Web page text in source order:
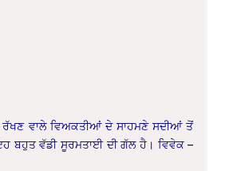
ਰੱਖਣ ਵਾਲੇ ਵਿਅਕਤੀਆਂ ਦੇ ਸਾਹਮਣੇ ਸਦੀਆਂ ਤੋਂ
ਬਹੁਤ ਵੱਡੀ ਸੂਰਮਤਾਈ ਦੀ ਗੱਲ ਹੈ। ਵਿਵੇਕ –